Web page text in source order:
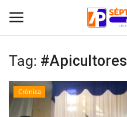
Inicio
Crónica
Tag: #Apicultores
Crónica